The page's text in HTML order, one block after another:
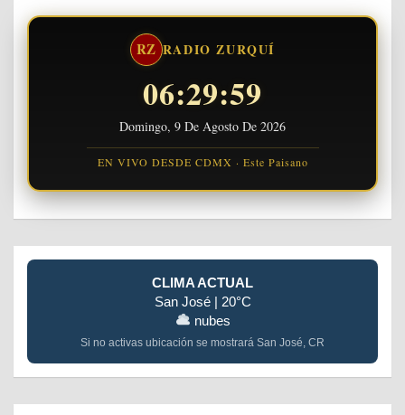
RZ RADIO ZURQUÍ
06:30:00
Domingo, 9 De Agosto De 2026
EN VIVO DESDE CDMX · Este Paisano
CLIMA ACTUAL
San José | 20°C
nubes
Si no activas ubicación se mostrará San José, CR